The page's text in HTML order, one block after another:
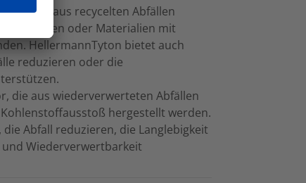
die aus recycelten Abfällen
stammen oder Materialien mit
HellermannTyton bietet auch
reduzieren oder die
die aus wiederverwerteten Abfällen
hergestellt werden.
Abfall reduzieren, die Langlebigkeit
Wiederverwertbarkeit